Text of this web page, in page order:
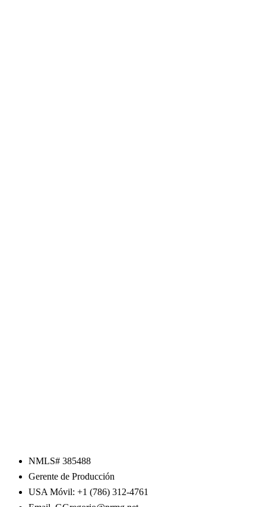
NMLS# 385488
Gerente de Producción
USA Móvil: +1 (786) 312-4761